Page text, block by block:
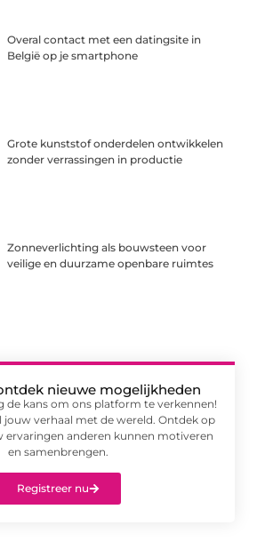
Overal contact met een datingsite in
België op je smartphone
Grote kunststof onderdelen ontwikkelen
zonder verrassingen in productie
Zonneverlichting als bouwsteen voor
veilige en duurzame openbare ruimtes
nieuwe mogelijkheden
de kans om ons platform te verkennen!
jouw verhaal met de wereld. Ontdek op
ervaringen anderen kunnen motiveren
en samenbrengen.
Registreer nu